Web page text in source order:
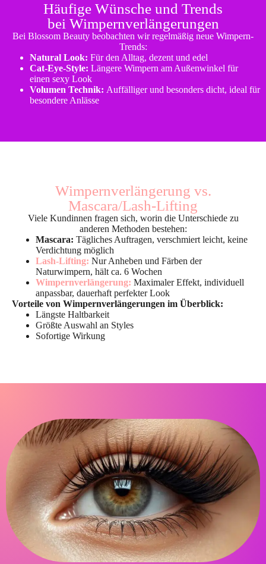
Häufige Wünsche und Trends
bei Wimpernverlängerungen
Bei Blossom Beauty beobachten wir regelmäßig neue Wimpern-
Trends:
Natural Look: Für den Alltag, dezent und edel
Cat-Eye-Style: Längere Wimpern am Außenwinkel für
einen sexy Look
Volumen Technik: Auffälliger und besonders dicht, ideal für
besondere Anlässe
Wimpernverlängerung vs.
Mascara/Lash-Lifting
Viele Kundinnen fragen sich, worin die Unterschiede zu
anderen Methoden bestehen:
Mascara: Tägliches Auftragen, verschmiert leicht, keine
Verdichtung möglich
Lash-Lifting: Nur Anheben und Färben der
Naturwimpern, hält ca. 6 Wochen
Wimpernverlängerung: Maximaler Effekt, individuell
anpassbar, dauerhaft perfekter Look
Vorteile von Wimpernverlängerungen im Überblick:
Längste Haltbarkeit
Größte Auswahl an Styles
Sofortige Wirkung